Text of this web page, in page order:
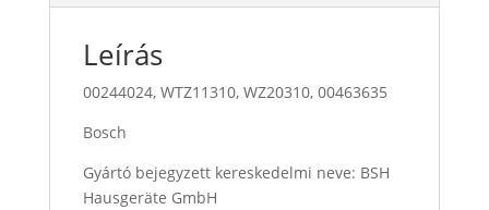
Leírás
00244024, WTZ11310, WZ20310, 00463635
Bosch
Gyártó bejegyzett kereskedelmi neve: BSH
Hausgeräte GmbH